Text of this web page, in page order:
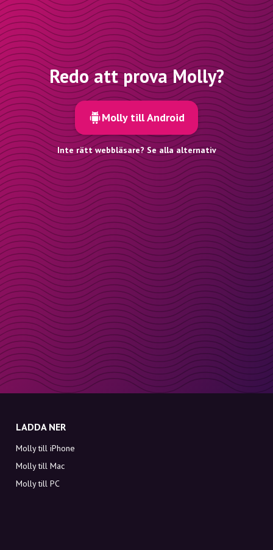
Redo att prova Molly?
Molly till Android
Inte rätt webbläsare? Se alla alternativ
LADDA NER
Molly till iPhone
Molly till Mac
Molly till PC